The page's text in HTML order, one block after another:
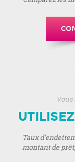
Taux
montant de